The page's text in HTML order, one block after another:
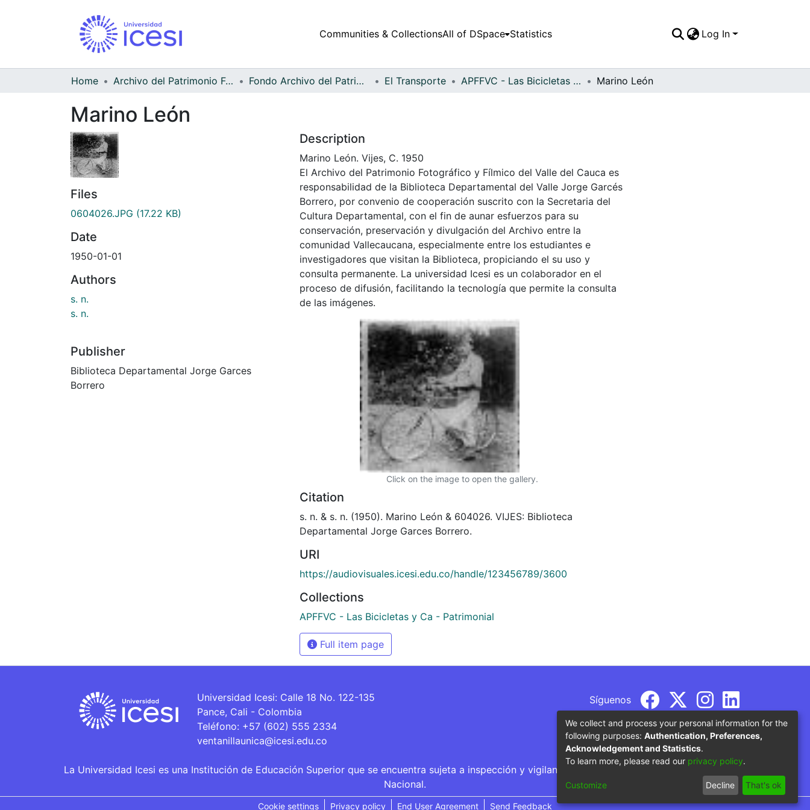
Communities & CollectionsAll of DSpace Statistics Log In
Home Archivo del Patrimonio Fotográfico y Fílmico del Valle del Cauca Fondo Archivo del Patrimonio Fotográfico y Fílmico del Valle del Cauca El Transporte APFFVC - Las Bicicletas y Ca - Patrimonial Marino León
Marino León
Files
0604026.JPG (17.22 KB)
Date
1950-01-01
Authors
s. n.
s. n.
Publisher
Biblioteca Departamental Jorge Garces
Borrero
Description
Marino León. Vijes, C. 1950
El Archivo del Patrimonio Fotográfico y Fílmico del Valle del Cauca es
responsabilidad de la Biblioteca Departamental del Valle Jorge Garcés
Borrero, por convenio de cooperación suscrito con la Secretaria del
Cultura Departamental, con el fin de aunar esfuerzos para su
conservación, preservación y divulgación del Archivo entre la
comunidad Vallecaucana, especialmente entre los estudiantes e
investigadores que visitan la Biblioteca, propiciando el su uso y
consulta permanente. La universidad Icesi es un colaborador en el
proceso de difusión, facilitando la tecnología que permite la consulta
de las imágenes.
Click on the image to open the gallery.
Citation
s. n. & s. n. (1950). Marino León & 604026. VIJES: Biblioteca
Departamental Jorge Garces Borrero.
URI
https://audiovisuales.icesi.edu.co/handle/123456789/3600
Collections
APFFVC - Las Bicicletas y Ca - Patrimonial
Full item page
Universidad Icesi: Calle 18 No. 122-135
Pance, Cali - Colombia
Teléfono: +57 (602) 555 2334
ventanillaunica@icesi.edu.co
Síguenos
La Universidad Icesi es una Institución de Educación Superior que se encuentra sujeta a inspección y vigilancia por parte del Ministerio de Educación
Nacional.
Cookie settings Privacy policy End User Agreement Send Feedback
We collect and process your personal information for the
following purposes: Authentication, Preferences,
Acknowledgement and Statistics.
To learn more, please read our privacy policy.
Customize Decline That's ok